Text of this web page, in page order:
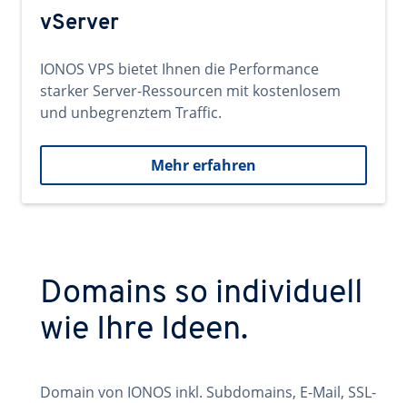
vServer
IONOS VPS bietet Ihnen die Performance
starker Server-Ressourcen mit kostenlosem
und unbegrenztem Traffic.
Mehr erfahren
Domains so individuell
wie Ihre Ideen.
Domain von IONOS inkl. Subdomains, E-Mail, SSL-